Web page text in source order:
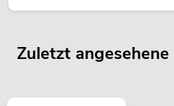
Zuletzt